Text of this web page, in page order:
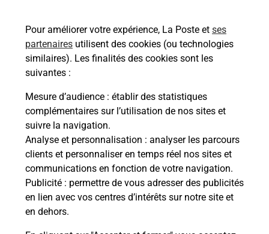
Pour améliorer votre expérience, La Poste et ses
partenaires utilisent des cookies (ou technologies
similaires). Les finalités des cookies sont les
suivantes :
Mesure d’audience : établir des statistiques
complémentaires sur l’utilisation de nos sites et
suivre la navigation.
Analyse et personnalisation : analyser les parcours
clients et personnaliser en temps réel nos sites et
communications en fonction de votre navigation.
Publicité : permettre de vous adresser des publicités
en lien avec vos centres d’intérêts sur notre site et
en dehors.
6 Avenue De Vendargues
34830 Jacou
Boîte aux Lettres La Poste
Prochaine collecte du courriersamedi à 09h00
3 Avenue De Vendargues
34830 Jacou
Le lien s'ouvre dans un nouvel onglet